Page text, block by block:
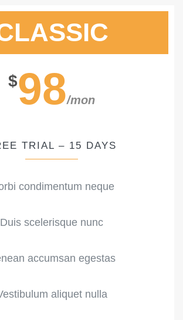
$98/mon
TRIAL – 15 DAYS
condimentum neque
Duis scelerisque nunc
accumsan egestas
aliquet nulla